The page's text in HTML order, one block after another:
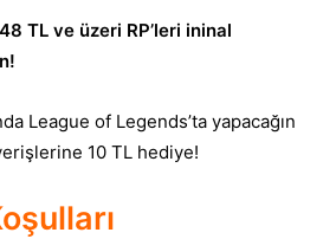
TL ve üzeri RP’leri ininal
League of Legends’ta yapacağın
10 TL hediye!